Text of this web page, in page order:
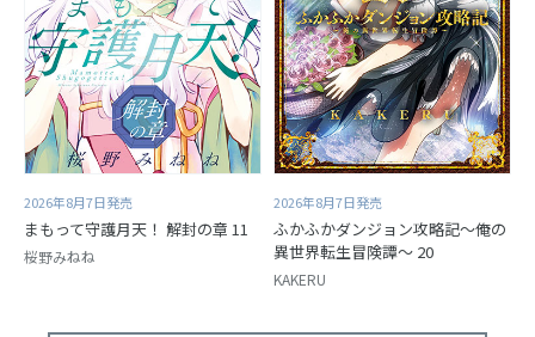
2026年8月7日発売
まもって守護月天！ 解封の章 11
桜野みねね
2026年8月7日発売
ふかふかダンジョン攻略記～俺の
異世界転生冒険譚～ 20
KAKERU